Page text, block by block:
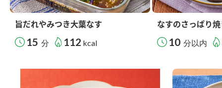
旨だれやみつき大葉なす
15 分 112 kcal
なすのさっぱり
10 分以内